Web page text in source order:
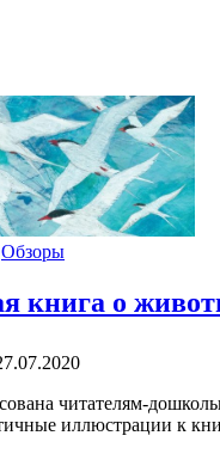
Обзоры
книга о
читателям-
иллюстрации к